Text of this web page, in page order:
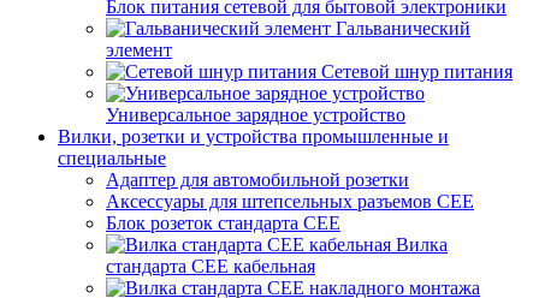
Блок питания сетевой для бытовой электроники
Гальванический
элемент
Сетевой шнур питания
Универсальное зарядное устройство
Вилки, розетки и устройства промышленные и
специальные
Адаптер для автомобильной розетки
Аксессуары для штепсельных разъемов CEE
Блок розеток стандарта CEE
Вилка
стандарта CEE кабельная